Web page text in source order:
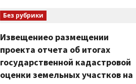
Без рубрики
Извещениео размещении
проекта отчета об итогах
государственной кадастровой
оценки земельных участков на